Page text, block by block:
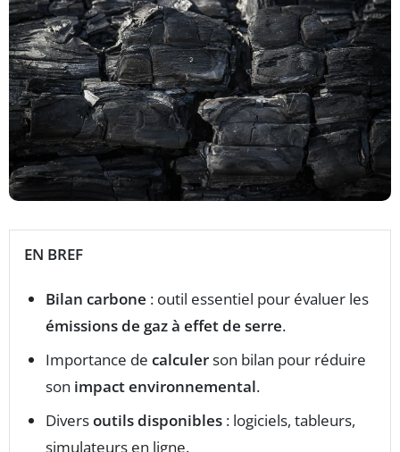
EN BREF
Bilan carbone : outil essentiel pour évaluer les
émissions de gaz à effet de serre.
Importance de calculerson bilan pour réduire
son impact environnemental.
Diversoutils disponibles : logiciels, tableurs,
simulateurs en ligne.